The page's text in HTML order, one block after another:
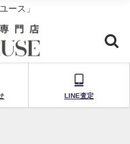
ース」
LINE査定